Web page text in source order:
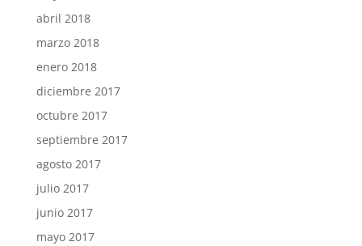
abril 2018
marzo 2018
enero 2018
diciembre 2017
octubre 2017
septiembre 2017
agosto 2017
julio 2017
junio 2017
mayo 2017